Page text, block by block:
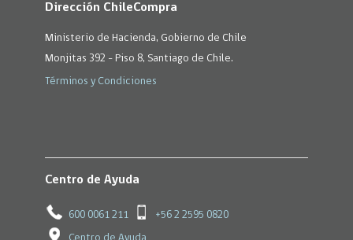
Dirección ChileCompra
Ministerio de Hacienda, Gobierno de Chile
Monjitas 392 - Piso 8, Santiago de Chile.
Términos y Condiciones
Centro de Ayuda
600 0061 211 +56 2 2595 0820